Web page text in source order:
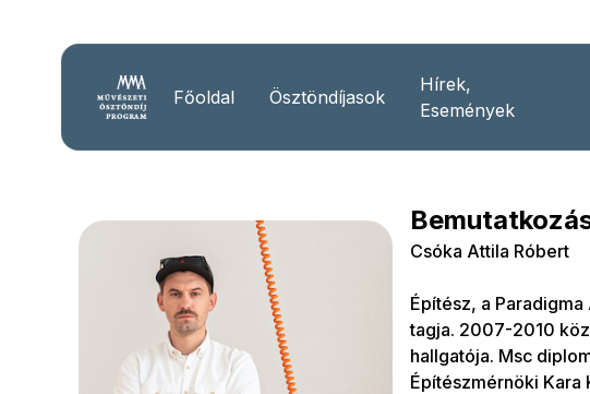
Főoldal Ösztöndíjasok
Hírek,
Események
Csóka Attila Róbert
Építész, a
tagja. 2007-2010
hallgatója. Msc
Építészmérnöki